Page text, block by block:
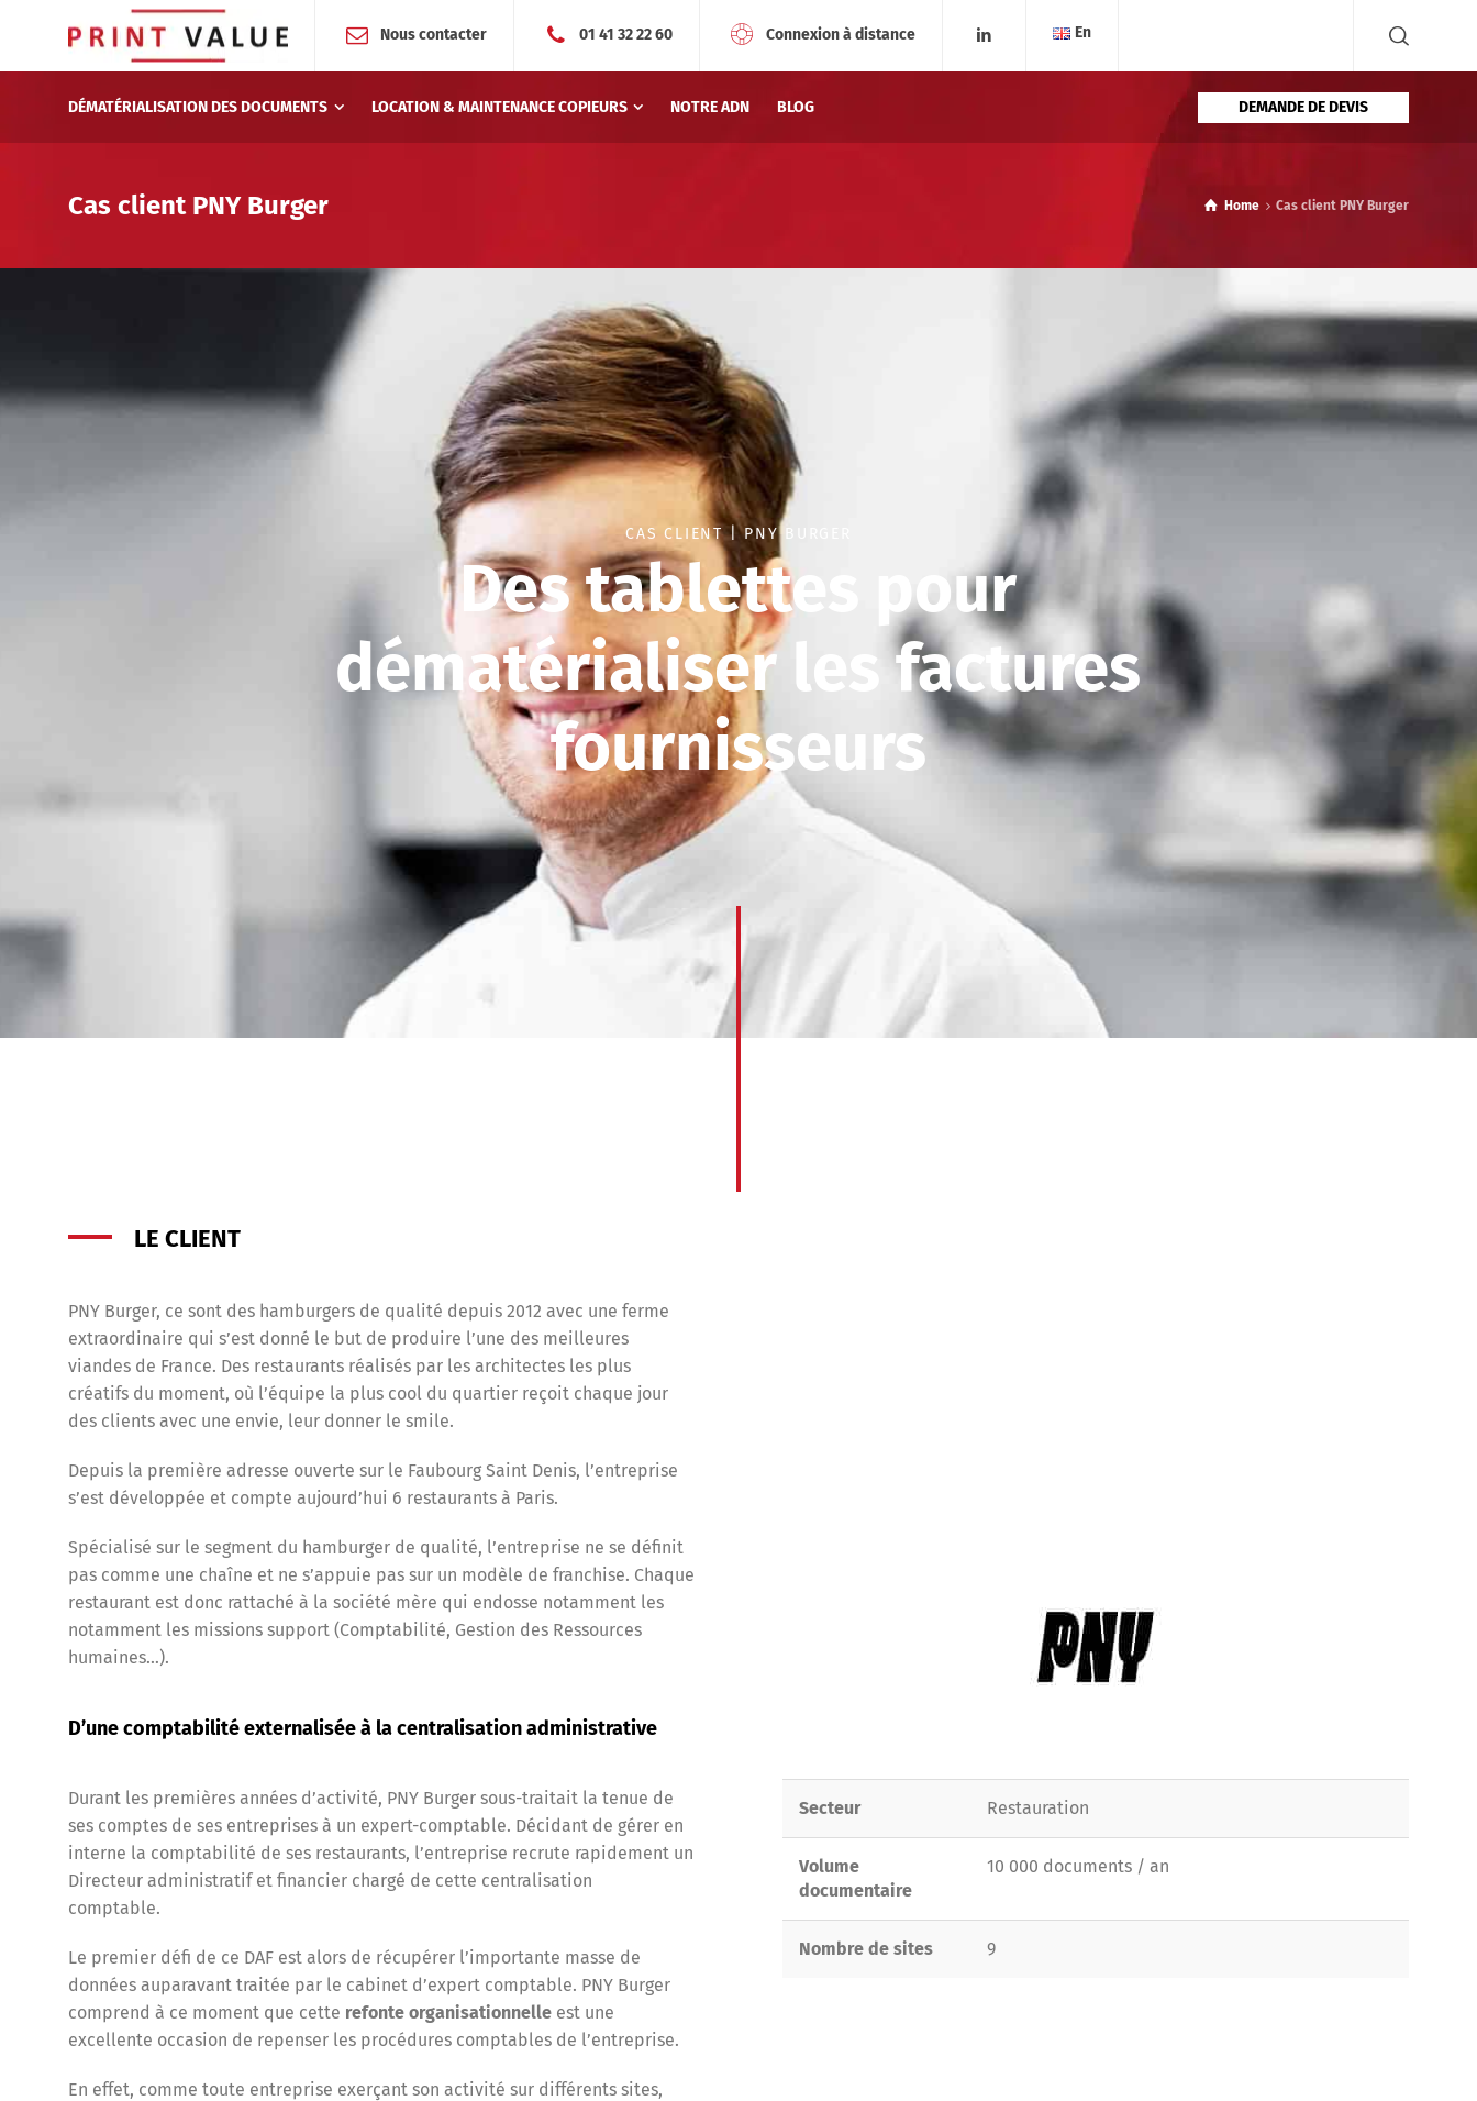
Nous contacter 01 41 32 22 60 Connexion à distance En
DÉMATÉRIALISATION DES DOCUMENTS LOCATION & MAINTENANCE COPIEURS NOTRE ADN BLOG DEMANDE DE DEVIS
Cas client PNY Burger Home Cas client PNY Burger
CAS CLIENT | PNY BURGER
Des tablettes pour
dématérialiser les factures
fournisseurs
LE CLIENT
PNY Burger, ce sont des hamburgers de qualité depuis 2012 avec une ferme
extraordinaire qui s’est donné le but de produire l’une des meilleures
viandes de France. Des restaurants réalisés par les architectes les plus
créatifs du moment, où l’équipe la plus cool du quartier reçoit chaque jour
des clients avec une envie, leur donner le smile.
Depuis la première adresse ouverte sur le Faubourg Saint Denis, l’entreprise
s’est développée et compte aujourd’hui 6 restaurants à Paris.
Spécialisé sur le segment du hamburger de qualité, l’entreprise ne se définit
pas comme une chaîne et ne s’appuie pas sur un modèle de franchise. Chaque
restaurant est donc rattaché à la société mère qui endosse notamment les
notamment les missions support (Comptabilité, Gestion des Ressources
humaines…).
D’une comptabilité externalisée à la centralisation administrative
Durant les premières années d’activité, PNY Burger sous-traitait la tenue de
ses comptes de ses entreprises à un expert-comptable. Décidant de gérer en
interne la comptabilité de ses restaurants, l’entreprise recrute rapidement un
Directeur administratif et financier chargé de cette centralisation
comptable.
Le premier défi de ce DAF est alors de récupérer l’importante masse de
données auparavant traitée par le cabinet d’expert comptable. PNY Burger
comprend à ce moment que cette refonte organisationnelle est une
excellente occasion de repenser les procédures comptables de l’entreprise.
En effet, comme toute entreprise exerçant son activité sur différents sites,
Secteur Restauration
Volume
documentaire
10 000 documents / an
Nombre de sites 9